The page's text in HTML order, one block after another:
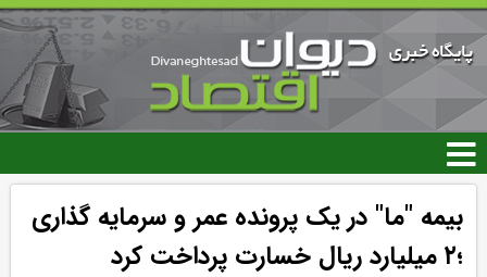
رفتن
محتوای
اصلی
بیمه "ما" در یک پرونده عمر و سرمایه گذاری
؛۲ میلیارد ریال خسارت پرداخت کرد